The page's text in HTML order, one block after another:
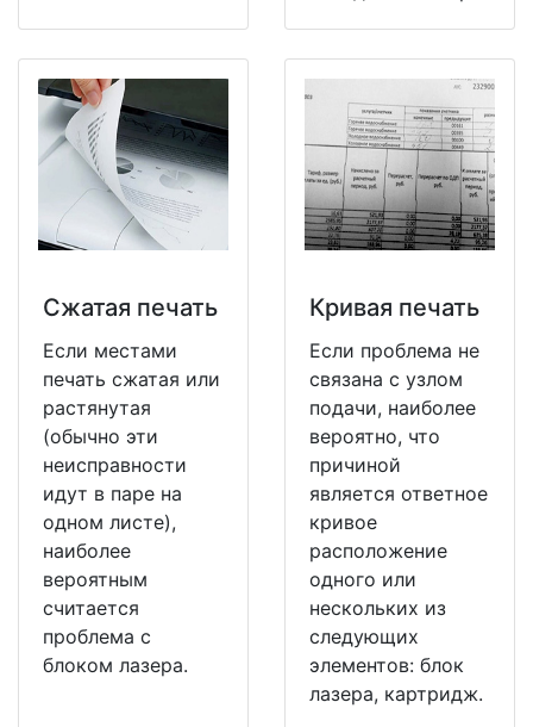
Сжатая печать
Если местами
печать сжатая или
растянутая
(обычно эти
неисправности
идут в паре на
одном листе),
наиболее
вероятным
считается
проблема с
блоком лазера.
Кривая печать
Если проблема не
связана с узлом
подачи, наиболее
вероятно, что
причиной
является ответное
кривое
расположение
одного или
нескольких из
следующих
элементов: блок
лазера, картридж.